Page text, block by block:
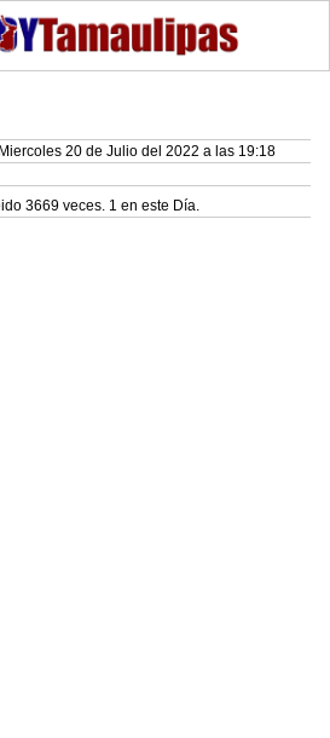
20 de Julio del 2022 a las 19:18
3669 veces. 1 en este Día.